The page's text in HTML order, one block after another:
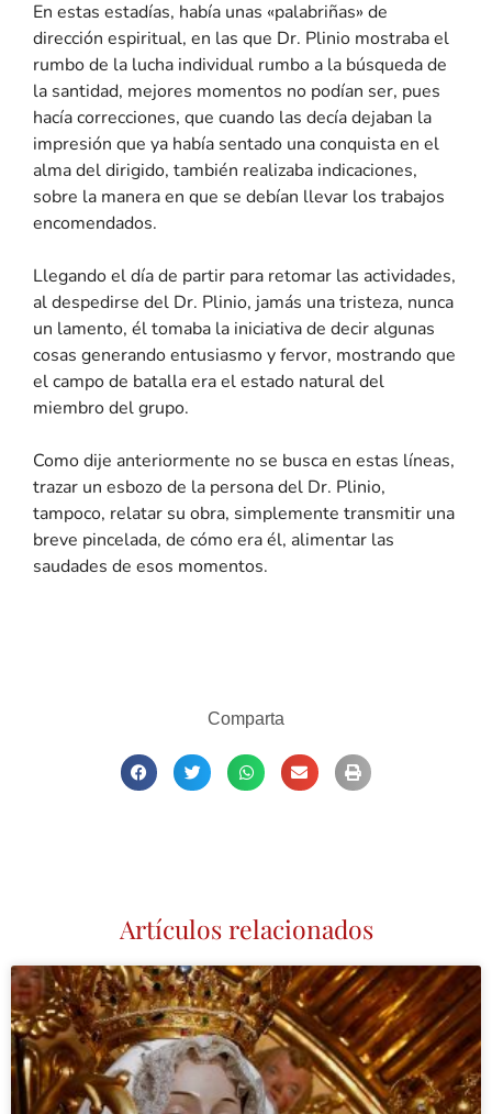
En estas estadías, había unas «palabriñas» de
dirección espiritual, en las que Dr. Plinio mostraba el
rumbo de la lucha individual rumbo a la búsqueda de
la santidad, mejores momentos no podían ser, pues
hacía correcciones, que cuando las decía dejaban la
impresión que ya había sentado una conquista en el
alma del dirigido, también realizaba indicaciones,
sobre la manera en que se debían llevar los trabajos
encomendados.
Llegando el día de partir para retomar las actividades,
al despedirse del Dr. Plinio, jamás una tristeza, nunca
un lamento, él tomaba la iniciativa de decir algunas
cosas generando entusiasmo y fervor, mostrando que
el campo de batalla era el estado natural del
miembro del grupo.
Como dije anteriormente no se busca en estas líneas,
trazar un esbozo de la persona del Dr. Plinio,
tampoco, relatar su obra, simplemente transmitir una
breve pincelada, de cómo era él, alimentar las
saudades de esos momentos.
Comparta
Artículos relacionados